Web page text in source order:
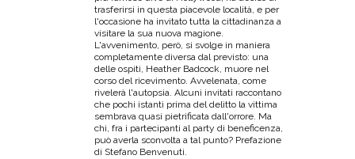
trasferirsi in questa piacevole località, e per
l'occasione ha invitato tutta la cittadinanza a
visitare la sua nuova magione.
L'avvenimento, però, si svolge in maniera
completamente diversa dal previsto: una
delle ospiti, Heather Badcock, muore nel
corso del ricevimento. Avvelenata, come
rivelerà l'autopsia. Alcuni invitati raccontano
che pochi istanti prima del delitto la vittima
sembrava quasi pietrificata dall'orrore. Ma
chi, fra i partecipanti al party di beneficenza,
può averla sconvolta a tal punto? Prefazione
di Stefano Benvenuti.